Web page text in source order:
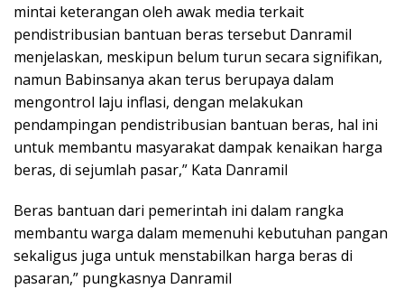
mintai keterangan oleh awak media terkait
pendistribusian bantuan beras tersebut Danramil
menjelaskan, meskipun belum turun secara signifikan,
namun Babinsanya akan terus berupaya dalam
mengontrol laju inflasi, dengan melakukan
pendampingan pendistribusian bantuan beras, hal ini
untuk membantu masyarakat dampak kenaikan harga
beras, di sejumlah pasar,” Kata Danramil
Beras bantuan dari pemerintah ini dalam rangka
membantu warga dalam memenuhi kebutuhan pangan
sekaligus juga untuk menstabilkan harga beras di
pasaran,” pungkasnya Danramil